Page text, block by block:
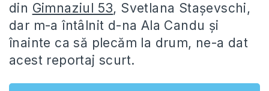
din Gimnaziul 53, Svetlana Staşevschi,
dar m-a întâlnit d-na Ala Candu şi
înainte ca să plecăm la drum, ne-a dat
acest reportaj scurt.